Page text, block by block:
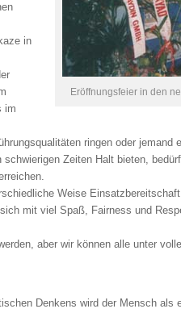
Eröffnungsfeier in den
in
im
ringen oder jemand
Zeiten Halt bieten,
Weise
mit viel Spaß, Fairness und
aber wir können alle unter
Denkens wird der Mensch als